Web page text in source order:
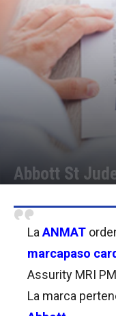
Abbott St
La ANMAT
marcapaso
Assurity MRI
La marca